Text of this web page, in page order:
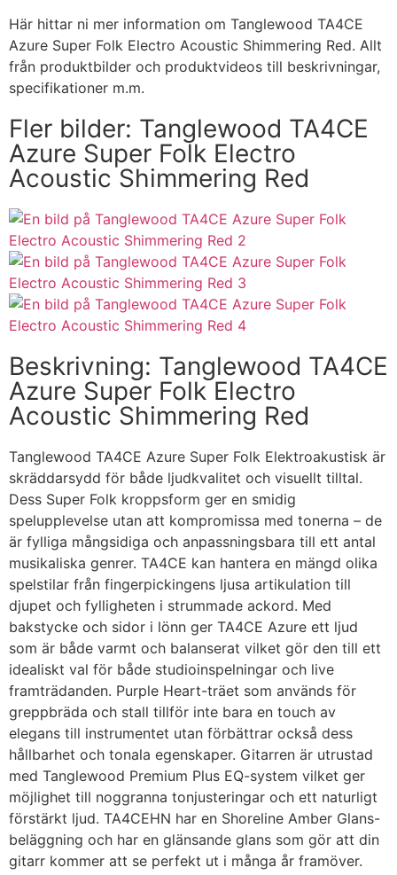
Här hittar ni mer information om Tanglewood TA4CE
Azure Super Folk Electro Acoustic Shimmering Red. Allt
från produktbilder och produktvideos till beskrivningar,
specifikationer m.m.
Fler bilder: Tanglewood TA4CE
Azure Super Folk Electro
Acoustic Shimmering Red
Beskrivning: Tanglewood TA4CE
Azure Super Folk Electro
Acoustic Shimmering Red
Tanglewood TA4CE Azure Super Folk Elektroakustisk är
skräddarsydd för både ljudkvalitet och visuellt tilltal.
Dess Super Folk kroppsform ger en smidig
spelupplevelse utan att kompromissa med tonerna – de
är fylliga mångsidiga och anpassningsbara till ett antal
musikaliska genrer. TA4CE kan hantera en mängd olika
spelstilar från fingerpickingens ljusa artikulation till
djupet och fylligheten i strummade ackord. Med
bakstycke och sidor i lönn ger TA4CE Azure ett ljud
som är både varmt och balanserat vilket gör den till ett
idealiskt val för både studioinspelningar och live
framträdanden. Purple Heart-träet som används för
greppbräda och stall tillför inte bara en touch av
elegans till instrumentet utan förbättrar också dess
hållbarhet och tonala egenskaper. Gitarren är utrustad
med Tanglewood Premium Plus EQ-system vilket ger
möjlighet till noggranna tonjusteringar och ett naturligt
förstärkt ljud. TA4CEHN har en Shoreline Amber Glans-
beläggning och har en glänsande glans som gör att din
gitarr kommer att se perfekt ut i många år framöver.